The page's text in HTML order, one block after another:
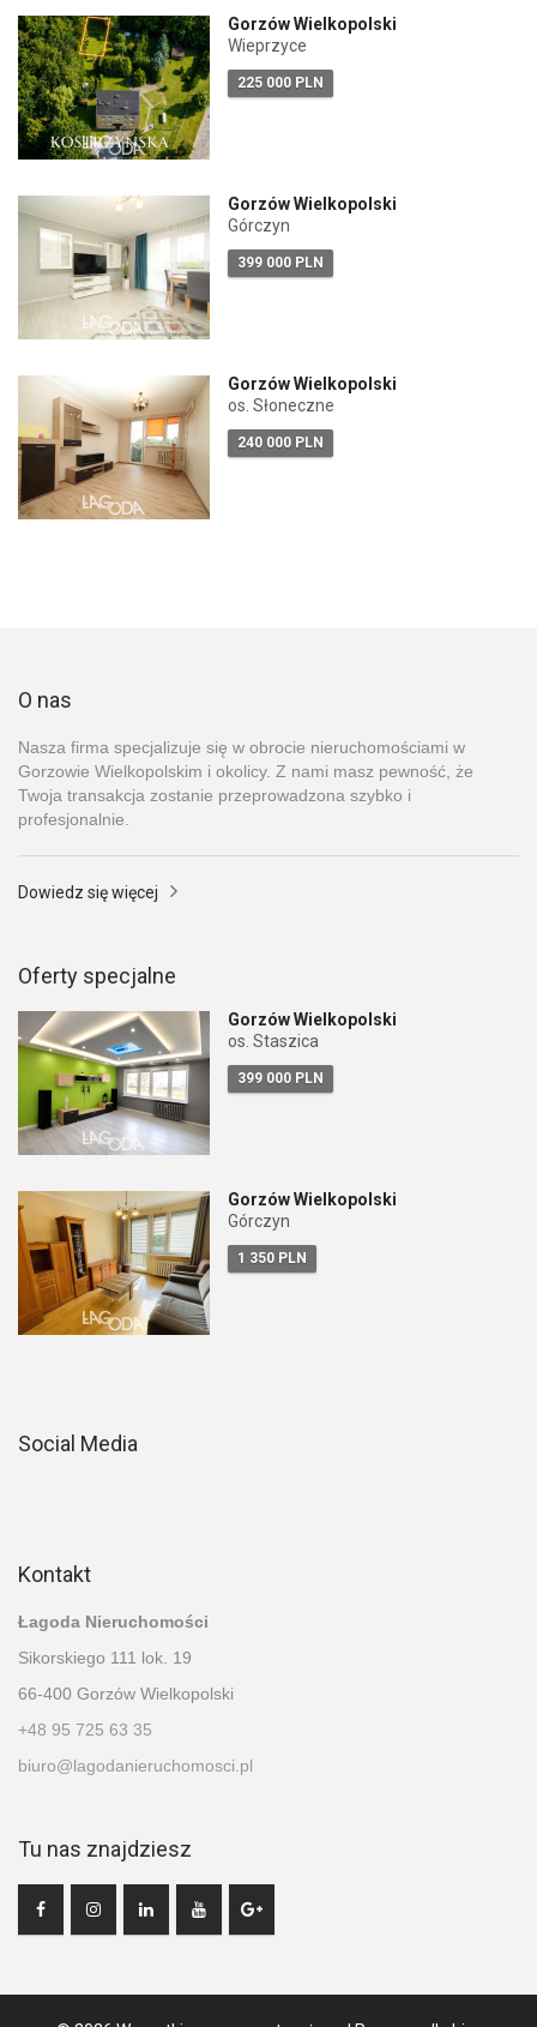
Gorzów Wielkopolski
Wieprzyce
225 000 PLN
Gorzów Wielkopolski
Górczyn
399 000 PLN
Gorzów Wielkopolski
os. Słoneczne
240 000 PLN
O nas
Nasza firma specjalizuje się w obrocie nieruchomościami w
Gorzowie Wielkopolskim i okolicy. Z nami masz pewność, że
Twoja transakcja zostanie przeprowadzona szybko i
profesjonalnie.
Dowiedz się więcej
Oferty specjalne
Gorzów Wielkopolski
os. Staszica
399 000 PLN
Gorzów Wielkopolski
Górczyn
1 350 PLN
Social Media
Kontakt
Łagoda Nieruchomości
Sikorskiego 111 lok. 19
66-400 Gorzów Wielkopolski
+48 95 725 63 35
biuro@lagodanieruchomosci.pl
Tu nas znajdziesz